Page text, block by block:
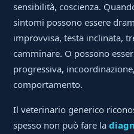
sensibilità, coscienza.
sintomi possono essere
improvvisa, testa inclinata,
camminare. O possono
progressiva,
comportamento.
Il veterinario generico
spesso non può fare la